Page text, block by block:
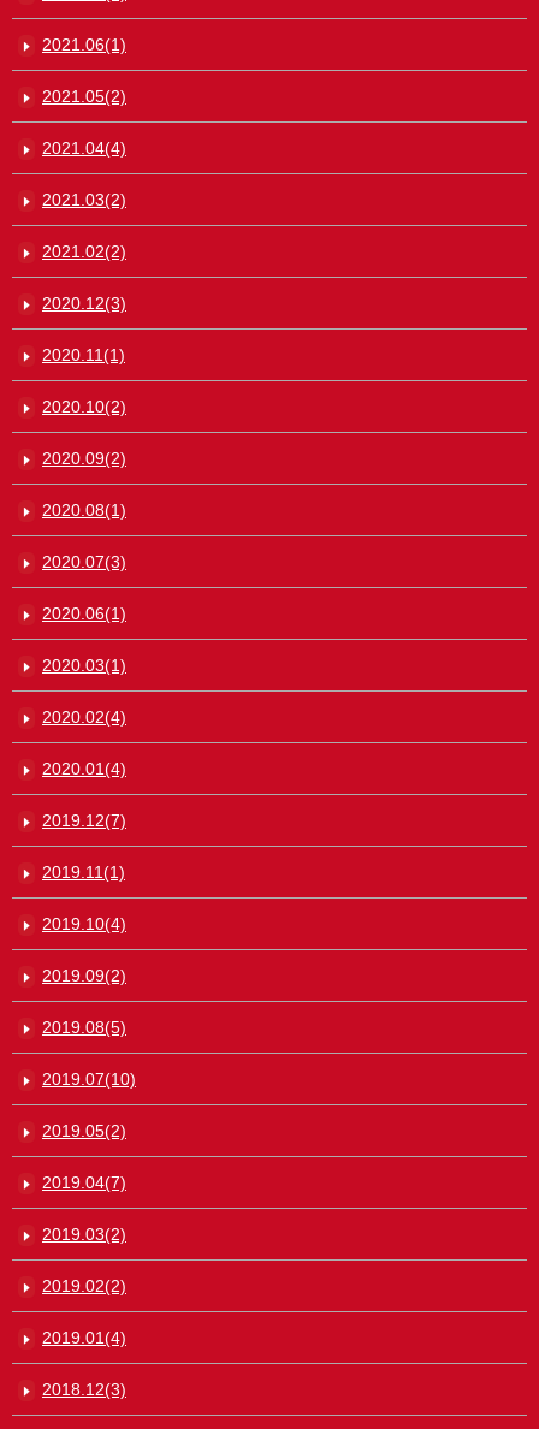
2021.06(1)
2021.05(2)
2021.04(4)
2021.03(2)
2021.02(2)
2020.12(3)
2020.11(1)
2020.10(2)
2020.09(2)
2020.08(1)
2020.07(3)
2020.06(1)
2020.03(1)
2020.02(4)
2020.01(4)
2019.12(7)
2019.11(1)
2019.10(4)
2019.09(2)
2019.08(5)
2019.07(10)
2019.05(2)
2019.04(7)
2019.03(2)
2019.02(2)
2019.01(4)
2018.12(3)